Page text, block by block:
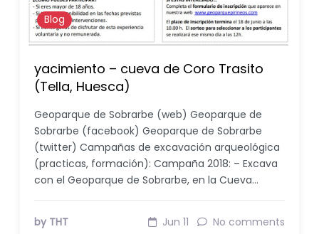
Blog
yacimiento – cueva de Coro Trasito
(Tella, Huesca)
Geoparque de Sobrarbe (web) Geoparque de
Sobrarbe (facebook) Geoparque de Sobrarbe
(twitter) Campañas de excavación arqueológica
(practicas, formación): Campaña 2018: – Excava
con el Geoparque de Sobrarbe, en la Cueva…
by THT Jun 11 No comments